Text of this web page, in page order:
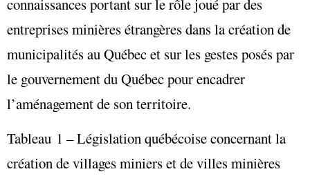
connaissances portant sur le rôle joué par des
entreprises minières étrangères dans la création de
municipalités au Québec et sur les gestes posés par
le gouvernement du Québec pour encadrer
l’aménagement de son territoire.
Tableau 1 – Législation québécoise concernant la
création de villages miniers et de villes minières